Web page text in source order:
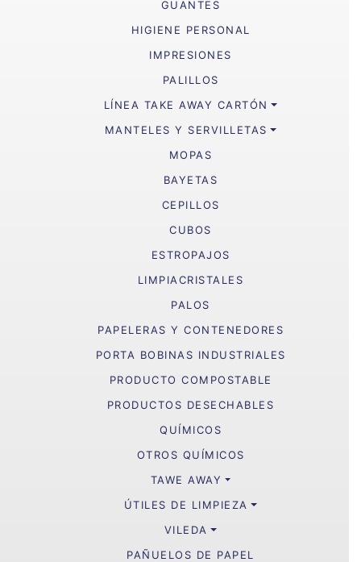
GUANTES
HIGIENE PERSONAL
IMPRESIONES
PALILLOS
LÍNEA TAKE AWAY CARTÓN
MANTELES Y SERVILLETAS
MOPAS
BAYETAS
CEPILLOS
CUBOS
ESTROPAJOS
LIMPIACRISTALES
PALOS
PAPELERAS Y CONTENEDORES
PORTA BOBINAS INDUSTRIALES
PRODUCTO COMPOSTABLE
PRODUCTOS DESECHABLES
QUÍMICOS
OTROS QUÍMICOS
TAWE AWAY
ÚTILES DE LIMPIEZA
VILEDA
PAÑUELOS DE PAPEL